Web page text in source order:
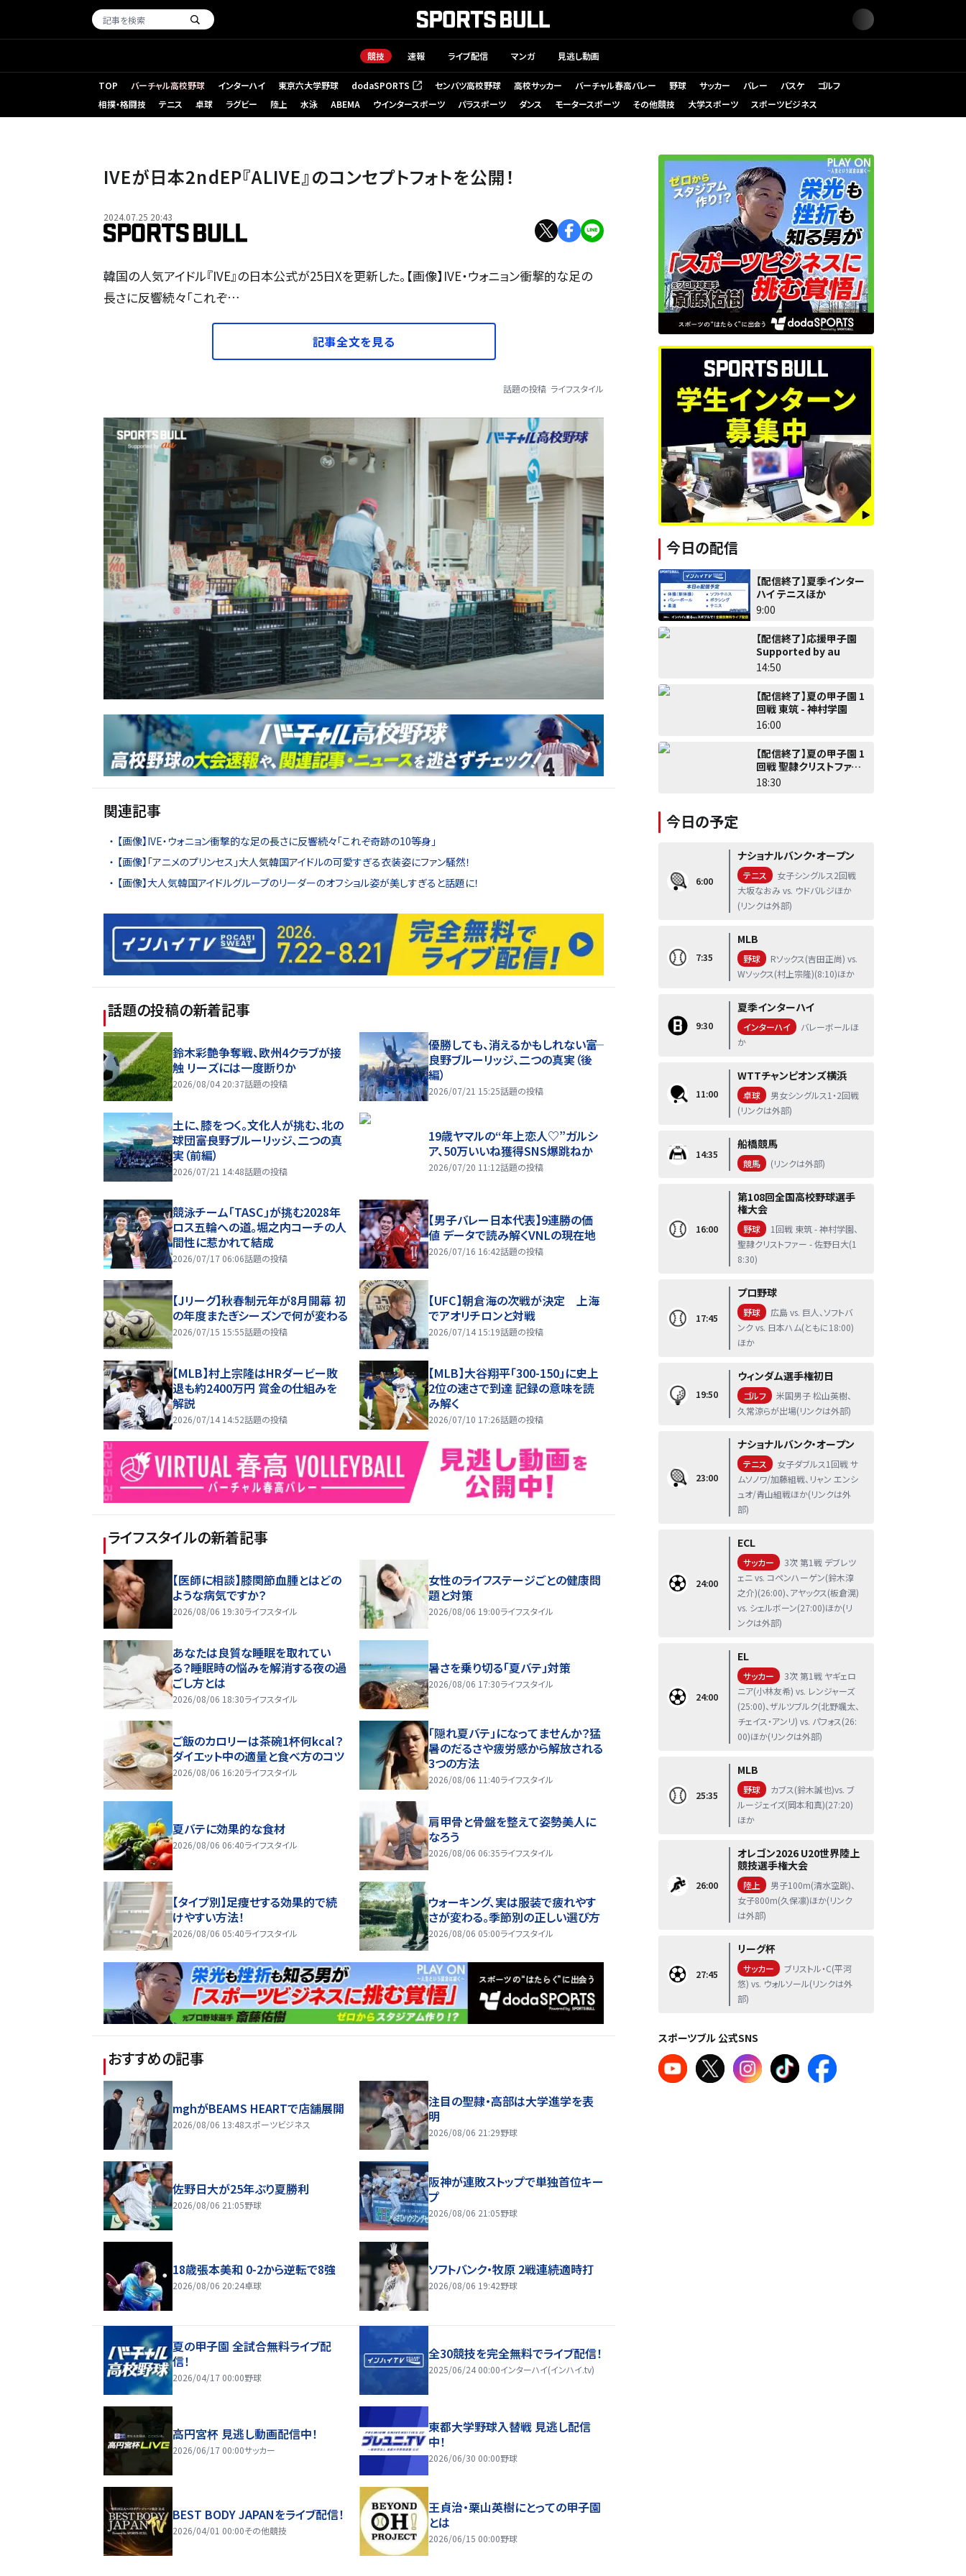
競技 速報 ライブ配信 マンガ 見逃し動画
TOP バーチャル高校野球 インターハイ 東京六大学野球 dodaSPORTS
（新しいタブで開く） センバツ高校野球 高校サッカー バーチャル春高バレー 野球 サッカー バレー バスケ
ゴルフ
相撲・格闘技
テニス 卓球 ラグビー 陸上 水泳 ABEMA ウインタースポーツ パラスポーツ ダンス モータースポーツ その他競技 大学スポーツ スポーツビジネス
IVEが日本2ndEP『ALIVE』のコンセプトフォトを公開！
2024.07.25 20:43
韓国の人気アイドル『IVE』の日本公式が25日Xを更新した。【画像】IVE・ウォニョン衝撃的な足の
長さに反響続々「これぞ…
記事全文を見る
話題の投稿 ライフスタイル
関連記事
【画像】IVE・ウォニョン衝撃的な足の長さに反響続々「これぞ奇跡の10等身」
【画像】「アニメのプリンセス」大人気韓国アイドルの可愛すぎる衣装姿にファン騒然！
【画像】大人気韓国アイドルグループのリーダーのオフショル姿が美しすぎると話題に！
話題の投稿の新着記事
鈴木彩艶争奪戦、欧州4クラブが接
触 リーズには一度断りか
2026/08/04 20:37話題の投稿
優勝しても、消えるかもしれない――富
良野ブルーリッジ、二つの真実（後
編）
2026/07/21 15:25話題の投稿
土に、膝をつく。文化人が挑む、北の
球団――富良野ブルーリッジ、二つの真
実（前編）
2026/07/21 14:48話題の投稿
19歳ヤマルの“年上恋人♡”ガルシ
ア、50万いいね獲得SNS爆跳ねか
2026/07/20 11:12話題の投稿
競泳チーム「TASC」が挑む2028年
ロス五輪への道。堀之内コーチの人
間性に惹かれて結成
2026/07/17 06:06話題の投稿
【男子バレー日本代表】9連勝の価
値 データで読み解くVNLの現在地
2026/07/16 16:42話題の投稿
【Jリーグ】秋春制元年が8月開幕 初
の年度またぎシーズンで何が変わる
2026/07/15 15:55話題の投稿
【UFC】朝倉海の次戦が決定 上海
でアオリチロンと対戦
2026/07/14 15:19話題の投稿
【MLB】村上宗隆はHRダービー敗
退も約2400万円 賞金の仕組みを
解説
2026/07/14 14:52話題の投稿
【MLB】大谷翔平「300-150」に史上
2位の速さで到達 記録の意味を読
み解く
2026/07/10 17:26話題の投稿
ライフスタイルの新着記事
【医師に相談】膝関節血腫とはどの
ような病気ですか？
2026/08/06 19:30ライフスタイル
女性のライフステージごとの健康問
題と対策
2026/08/06 19:00ライフスタイル
あなたは良質な睡眠を取れてい
る？睡眠時の悩みを解消する夜の過
ごし方とは
2026/08/06 18:30ライフスタイル
暑さを乗り切る「夏バテ」対策
2026/08/06 17:30ライフスタイル
ご飯のカロリーは茶碗1杯何kcal？
ダイエット中の適量と食べ方のコツ
2026/08/06 16:20ライフスタイル
「隠れ夏バテ」になってませんか？猛
暑のだるさや疲労感から解放される
3つの方法
2026/08/06 11:40ライフスタイル
夏バテに効果的な食材
2026/08/06 06:40ライフスタイル
肩甲骨と骨盤を整えて姿勢美人に
なろう
2026/08/06 06:35ライフスタイル
【タイプ別】足痩せする効果的で続
けやすい方法！
2026/08/06 05:40ライフスタイル
ウォーキング、実は服装で疲れやす
さが変わる。季節別の正しい選び方
2026/08/06 05:00ライフスタイル
おすすめの記事
mghがBEAMS HEARTで店舗展開
2026/08/06 13:48スポーツビジネス
注目の聖隷・高部は大学進学を表
明
2026/08/06 21:29野球
佐野日大が25年ぶり夏勝利
2026/08/06 21:05野球
阪神が連敗ストップで単独首位キー
プ
2026/08/06 21:05野球
18歳張本美和 0-2から逆転で8強
2026/08/06 20:24卓球
ソフトバンク・牧原 2戦連続適時打
2026/08/06 19:42野球
夏の甲子園 全試合無料ライブ配
信！
2026/04/17 00:00野球
全30競技を完全無料でライブ配信！
2025/06/24 00:00インターハイ(インハイ.tv)
高円宮杯 見逃し動画配信中！
2026/06/17 00:00サッカー
東都大学野球入替戦 見逃し配信
中！
2026/06/30 00:00野球
BEST BODY JAPANをライブ配信！
2026/04/01 00:00その他競技
王貞治・栗山英樹にとっての甲子園
とは
2026/06/15 00:00野球
今日の配信
【配信終了】夏季インター
ハイ テニスほか
9:00
【配信終了】応援甲子園
Supported by au
14:50
【配信終了】夏の甲子園 1
回戦 東筑 - 神村学園
16:00
【配信終了】夏の甲子園 1
回戦 聖隷クリストファー -
佐野日大
18:30
今日の予定
6:00
ナショナルバンク・オープン
テニス
女子シングルス2回戦
大坂なおみ vs. ウドバルジほか
(リンクは外部)
7:35
MLB
野球
Rソックス(吉田正尚) vs.
Wソックス(村上宗隆)(8:10)ほか
9:30
夏季インターハイ
インターハイ
バレーボールほ
か
11:00
WTTチャンピオンズ横浜
卓球
男女シングルス1・2回戦
(リンクは外部)
14:35
船橋競馬
競馬 (リンクは外部)
16:00
第108回全国高校野球選手
権大会
野球
1回戦 東筑 - 神村学園、
聖隷クリストファー - 佐野日大(1
8:30)
17:45
プロ野球
野球
広島 vs. 巨人、ソフトバ
ンク vs. 日本ハム(ともに18:00)
ほか
19:50
ウィンダム選手権初日
ゴルフ
米国男子 松山英樹、
久常涼らが出場(リンクは外部)
23:00
ナショナルバンク・オープン
テニス
女子ダブルス1回戦 サ
ムソノワ/加藤組戦、リャン エンシ
ュオ/青山組戦ほか(リンクは外
部)
24:00
ECL
サッカー
3次 第1戦 デブレツ
ェニ vs. コペンハーゲン(鈴木淳
之介)(26:00)、アヤックス(板倉滉)
vs. シェルボーン(27:00)ほか(リ
ンクは外部)
24:00
EL
サッカー
3次 第1戦 ヤギェロ
ニア(小林友希) vs. レンジャーズ
(25:00)、ザルツブルク(北野颯太、
チェイス・アンリ) vs. パフォス(26:
00)ほか(リンクは外部)
25:35
MLB
野球
カブス(鈴木誠也)vs. ブ
ルージェイズ(岡本和真)(27:20)
ほか
26:00
オレゴン2026 U20世界陸上
競技選手権大会
陸上
男子100m(清水空跳)、
女子800m(久保凛)ほか(リンク
は外部)
27:45
リーグ杯
サッカー
ブリストル・C(平河
悠) vs. ウォルソール(リンクは外
部)
スポーツブル 公式SNS